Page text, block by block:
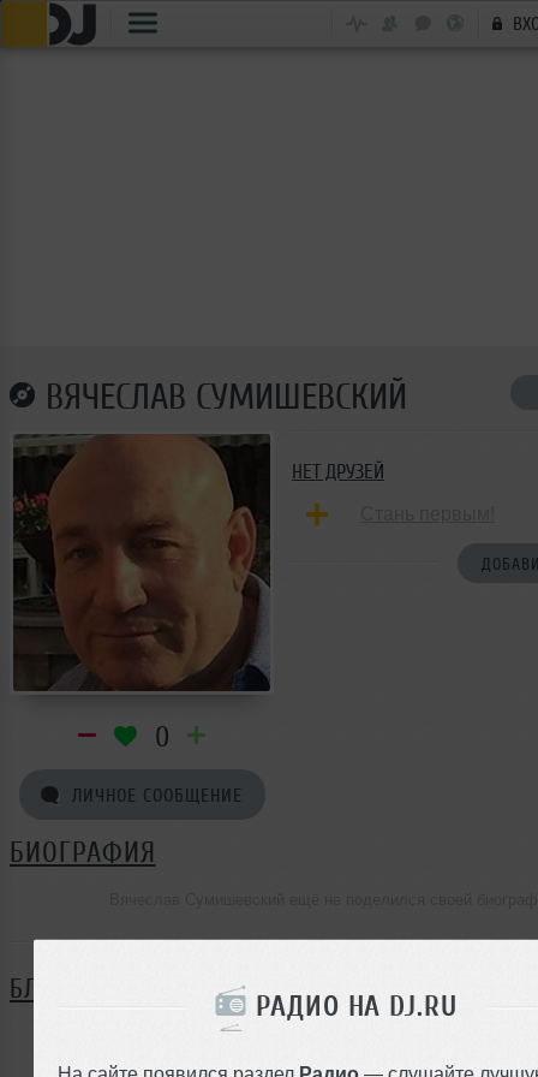
РАДИО НА DJ.RU
На сайте появился раздел Радио — слушайте
ВЯЧЕСЛАВ СУМИШЕВСКИЙ
0
ЛИЧНОЕ СООБЩЕНИЕ
НЕТ ДРУЗЕЙ
БИОГРАФИЯ
БЛОГ